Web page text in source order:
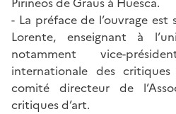
- La préface de l’ouvrage est
Lorente, enseignant à
notamment vice-
internationale des
comité directeur de
critiques d’art.